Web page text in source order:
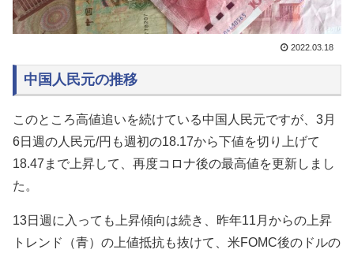
2022.03.18
中国人民元の推移
このところ高値追いを続けている中国人民元ですが、3月
6日週の人民元/円も週初の18.17から下値を切り上げて
18.47 まで上昇して、再度コロナ後の最高値を更新しまし
た。
13日週に入っても上昇傾向は続き、昨年11月からの上昇
トレンド（青）の上値抵抗も抜けて、米FOMC後のドルの